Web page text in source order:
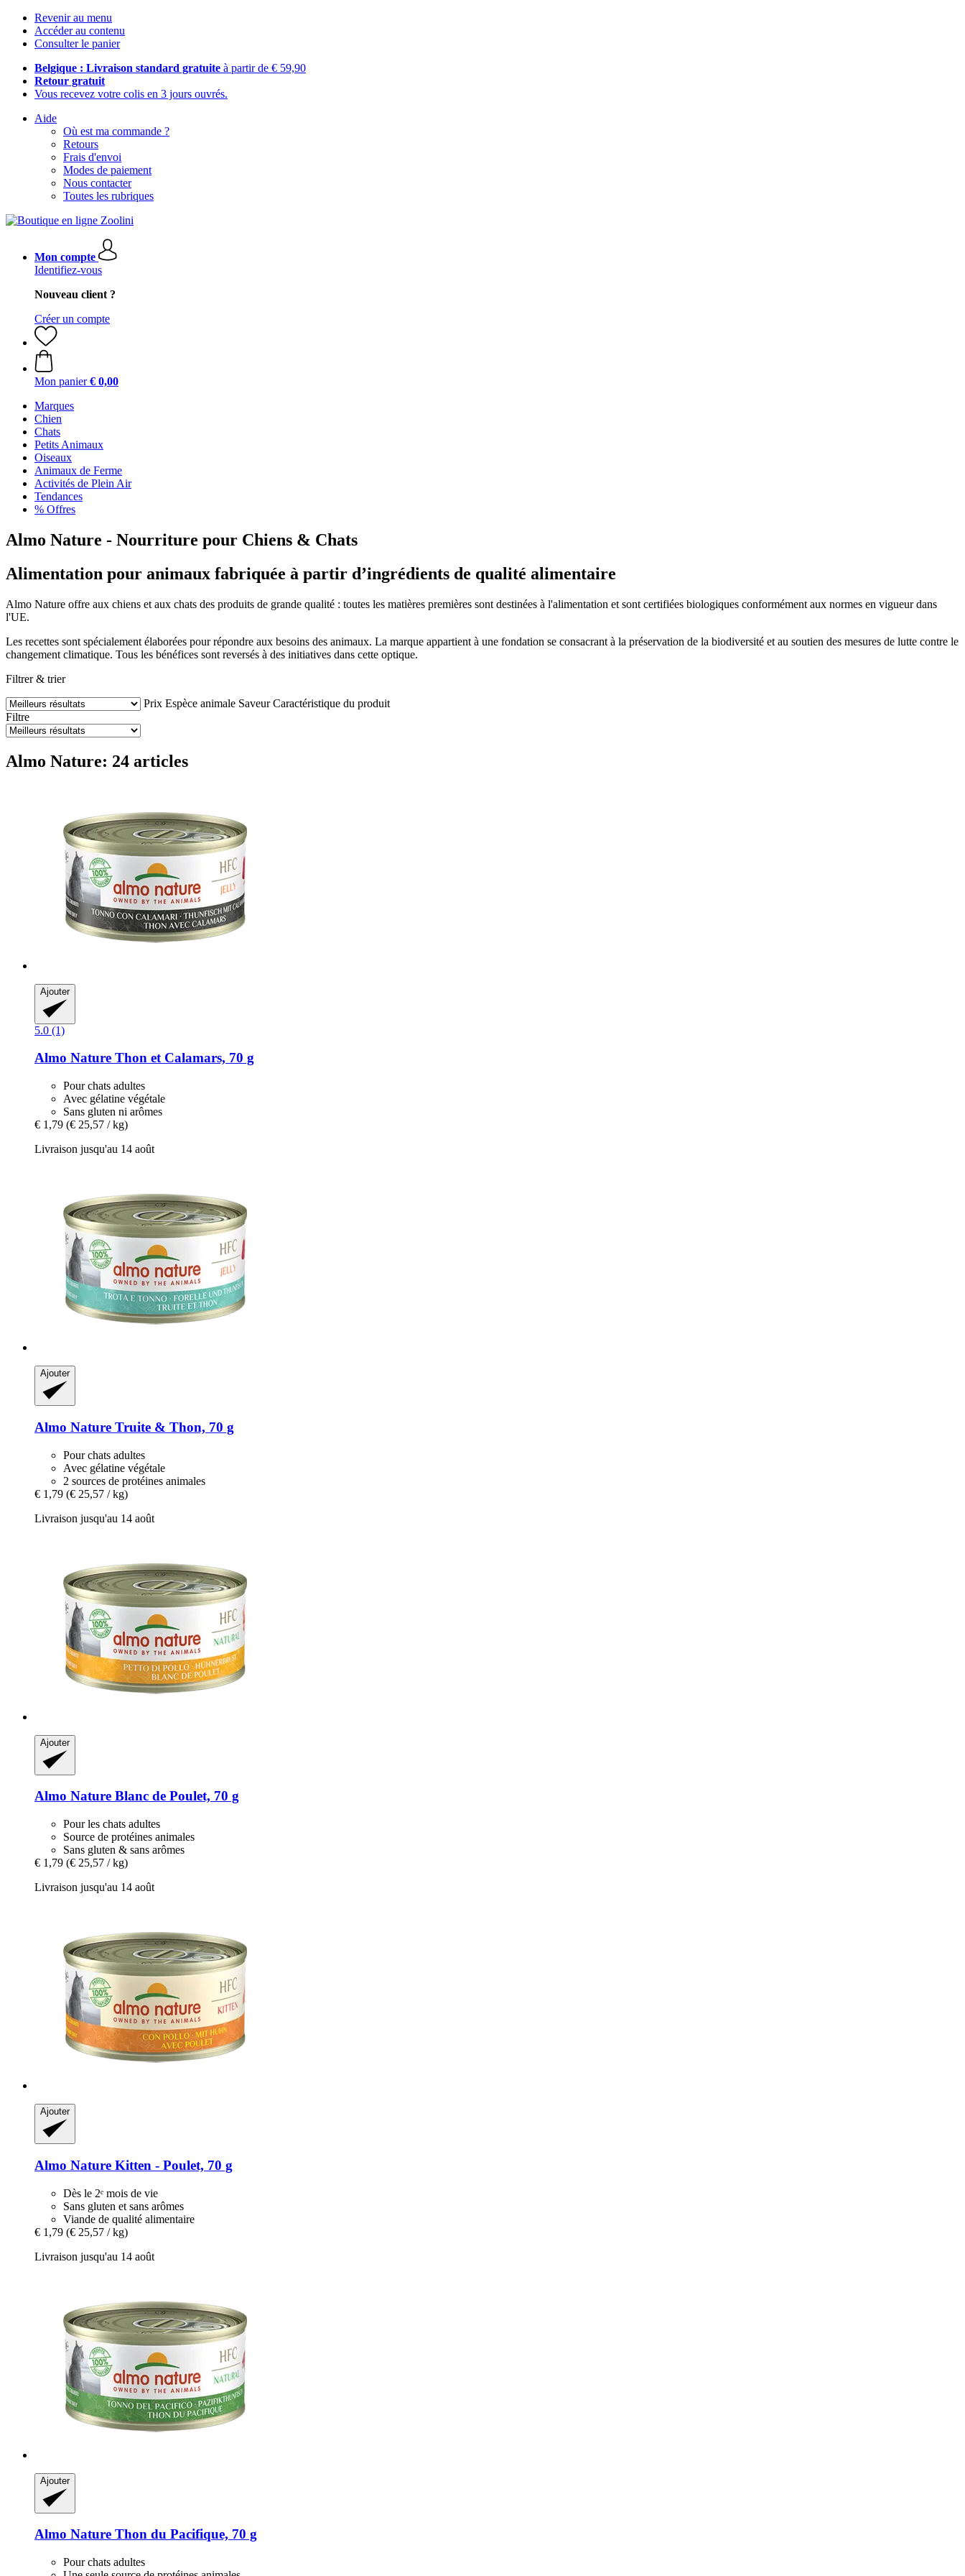
Revenir au menu
Accéder au contenu
Consulter le panier
Belgique : Livraison standard gratuite à partir de € 59,90
Retour gratuit
Vous recevez votre colis en 3 jours ouvrés.
Aide
Où est ma commande ?
Retours
Frais d'envoi
Modes de paiement
Nous contacter
Toutes les rubriques
Mon compte
Identifiez-vous
Nouveau client ?
Créer un compte
Mon panier € 0,00
Marques
Chien
Chats
Petits Animaux
Oiseaux
Animaux de Ferme
Activités de Plein Air
Tendances
% Offres
Almo Nature - Nourriture pour Chiens & Chats
Alimentation pour animaux fabriquée à partir d’ingrédients de qualité alimentaire
Almo Nature offre aux chiens et aux chats des produits de grande qualité : toutes les matières premières sont destinées à l'alimentation et sont certifiées biologiques conformément aux normes en vigueur dans
l'UE.
Les recettes sont spécialement élaborées pour répondre aux besoins des animaux. La marque appartient à une fondation se consacrant à la préservation de la biodiversité et au soutien des mesures de lutte contre le
changement climatique. Tous les bénéfices sont reversés à des initiatives dans cette optique.
Filtrer & trier
Prix Espèce animale SaveurCaractéristique du produit
Filtre
Almo Nature: 24 articles
Ajouter
5.0 (1)
Almo Nature Thon et Calamars, 70 g
Pour chats adultes
Avec gélatine végétale
Sans gluten ni arômes
€ 1,79 (€ 25,57 / kg)
Livraison jusqu'au 14 août
Ajouter
Almo Nature Truite & Thon, 70 g
Pour chats adultes
Avec gélatine végétale
2 sources de protéines animales
€ 1,79 (€ 25,57 / kg)
Livraison jusqu'au 14 août
Ajouter
Almo Nature Blanc de Poulet, 70 g
Pour les chats adultes
Source de protéines animales
Sans gluten & sans arômes
€ 1,79 (€ 25,57 / kg)
Livraison jusqu'au 14 août
Ajouter
Almo Nature Kitten -​ Poulet, 70 g
Dès le 2ᵉ mois de vie
Sans gluten et sans arômes
Viande de qualité alimentaire
€ 1,79 (€ 25,57 / kg)
Livraison jusqu'au 14 août
Ajouter
Almo Nature Thon du Pacifique, 70 g
Pour chats adultes